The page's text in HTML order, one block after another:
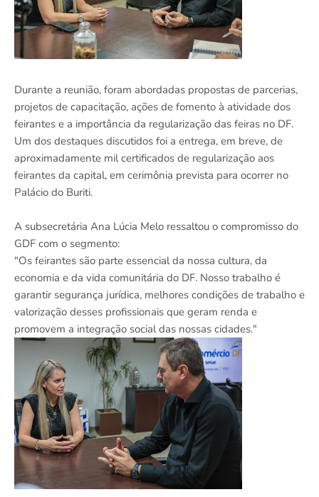
Durante a reunião, foram abordadas propostas de parcerias,
projetos de capacitação, ações de fomento à atividade dos
feirantes e a importância da regularização das feiras no DF.
Um dos destaques discutidos foi a entrega, em breve, de
aproximadamente mil certificados de regularização aos
feirantes da capital, em cerimônia prevista para ocorrer no
Palácio do Buriti.
A subsecretária Ana Lúcia Melo ressaltou o compromisso do
GDF com o segmento:
"Os feirantes são parte essencial da nossa cultura, da
economia e da vida comunitária do DF. Nosso trabalho é
garantir segurança jurídica, melhores condições de trabalho e
valorização desses profissionais que geram renda e
promovem a integração social das nossas cidades."